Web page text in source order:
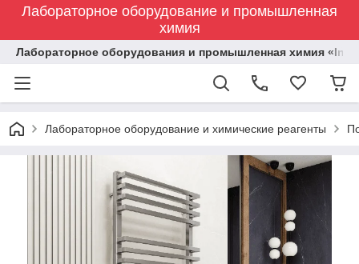
Лабораторное оборудование и промышленная
химия
Лабораторное оборудования и промышленная химия
Лабораторное оборудование и химические реагенты